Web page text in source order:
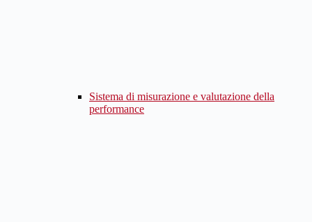
Sistema di misurazione e valutazione della
performance